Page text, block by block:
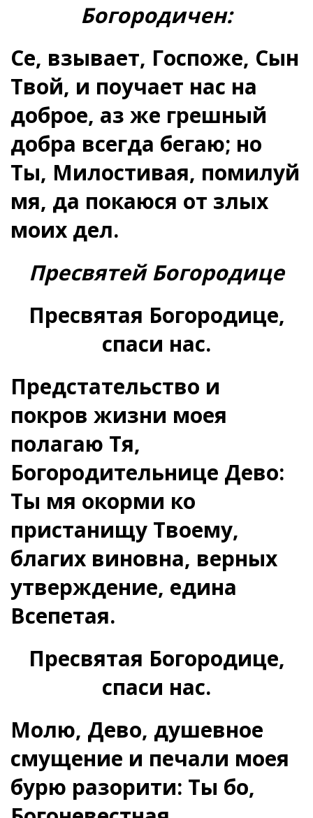
Богородичен:
Се, взывает, Госпоже, Сын
Твой, и поучает нас на
доброе, аз же грешный
добра всегда бегаю; но
Ты, Милостивая, помилуй
мя, да покаюся от злых
моих дел.
Пресвятей Богородице
Пресвятая Богородице,
спаси нас.
Предстательство и
покров жизни моея
полагаю Тя,
Богородительнице Дево:
Ты мя окорми ко
пристанищу Твоему,
благих виновна, верных
утверждение, едина
Всепетая.
Пресвятая Богородице,
спаси нас.
Молю, Дево, душевное
смущение и печали моея
бурю разорити: Ты бо,